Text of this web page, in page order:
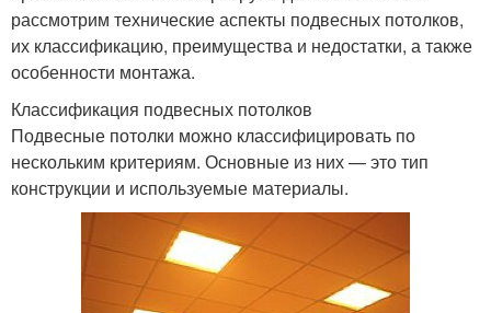
рассмотрим технические аспекты подвесных потолков,
их классификацию, преимущества и недостатки, а также
особенности монтажа.
Классификация подвесных потолков
Подвесные потолки можно классифицировать по
нескольким критериям. Основные из них — это тип
конструкции и используемые материалы.